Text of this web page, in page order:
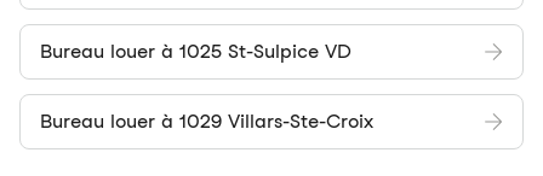
Bureau louer à 1025 St-Sulpice VD
Bureau louer à 1029 Villars-Ste-Croix